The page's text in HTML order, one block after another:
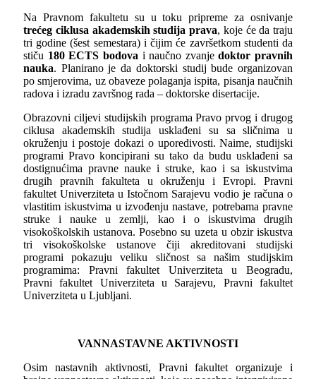
Na Pravnom fakultetu su u toku pripreme za osnivanje
trećeg ciklusa akademskih studija prava, koje će da traju
tri godine (šest semestara) i čijim će završetkom studenti da
stiču 180 ECTS bodova i naučno zvanjedoktor pravnih
nauka. Planirano je da doktorski studij bude organizovan
po smjerovima, uz obaveze polaganja ispita, pisanja naučnih
radova i izradu završnog rada – doktorske disertacije.
Obrazovni ciljevi studijskih programa Pravo prvog i drugog
ciklusa akademskih studija usklađeni su sa sličnima u
okruženju i postoje dokazi o uporedivosti. Naime, studijski
programi Pravo koncipirani su tako da budu usklađeni sa
dostignućima pravne nauke i struke, kao i sa iskustvima
drugih pravnih fakulteta u okruženju i Evropi. Pravni
fakultet Univerziteta u Istočnom Sarajevu vodio je računa o
vlastitim iskustvima u izvođenju nastave, potrebama pravne
struke i nauke u zemlji, kao i o iskustvima drugih
visokoškolskih ustanova. Posebno su uzeta u obzir iskustva
tri visokoškolske ustanove čiji akreditovani studijski
programi pokazuju veliku sličnost sa našim studijskim
programima: Pravni fakultet Univerziteta u Beogradu,
Pravni fakultet Univerziteta u Sarajevu, Pravni fakultet
Univerziteta u Ljubljani.
VANNASTAVNE AKTIVNOSTI
Osim nastavnih aktivnosti, Pravni fakultet organizuje i